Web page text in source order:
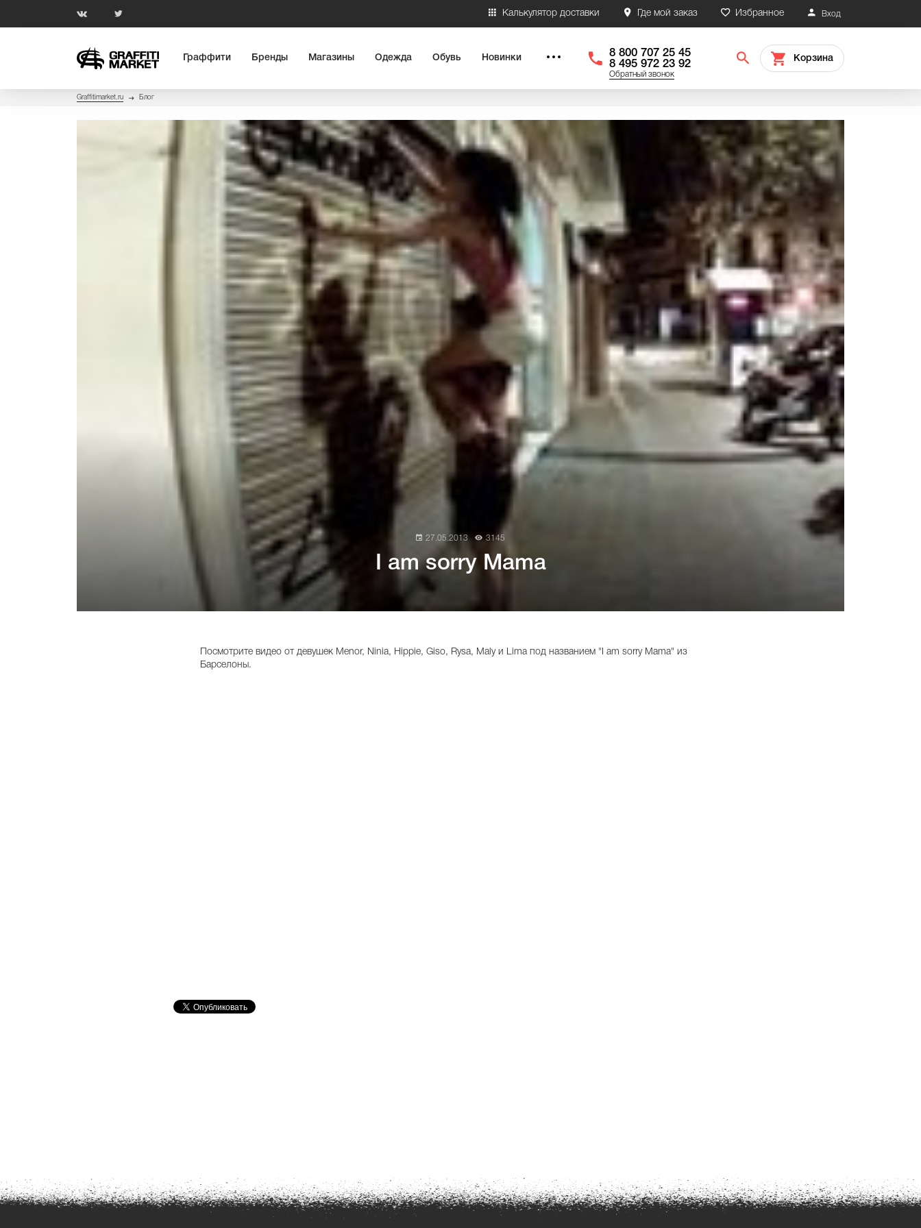
Вход
Избранное
Где мой заказ
Калькулятор доставки
Граффити Бренды Магазины Одежда Обувь Новинки
8 800 707 25 45
8 495 972 23 92
Обратный звонок
Корзина
Graffitimarket.ru Блог
27.05.2013 3145
I am sorry Mama
Посмотрите видео от девушек Menor, Ninia, Hippie, Giso, Rysa, Maly и Lima под названием "I am sorry Mama" из
Барселоны.